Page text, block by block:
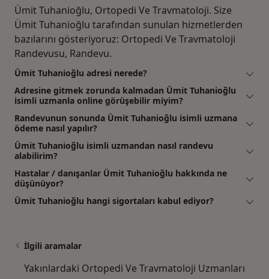
Ümit Tuhanioğlu, Ortopedi Ve Travmatoloji. Size
Ümit Tuhanioğlu tarafından sunulan hizmetlerden
bazılarını gösteriyoruz: Ortopedi Ve Travmatoloji
Randevusu, Randevu.
Ümit Tuhanioğlu adresi nerede?
Adresine gitmek zorunda kalmadan Ümit Tuhanioğlu
isimli uzmanla online görüşebilir miyim?
Randevunun sonunda Ümit Tuhanioğlu isimli uzmana
ödeme nasıl yapılır?
Ümit Tuhanioğlu isimli uzmandan nasıl randevu
alabilirim?
Hastalar / danışanlar Ümit Tuhanioğlu hakkında ne
düşünüyor?
Ümit Tuhanioğlu hangi sigortaları kabul ediyor?
İlgili aramalar
Yakınlardaki Ortopedi Ve Travmatoloji Uzmanları